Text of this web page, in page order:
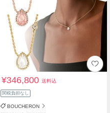
¥346,800送料込
関税負担なし
BOUCHERON